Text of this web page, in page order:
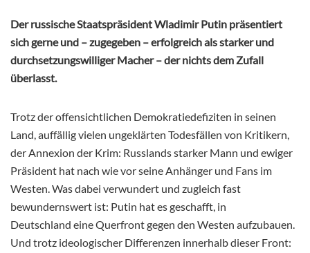
Der russische Staatspräsident Wladimir Putin präsentiert
sich gerne und – zugegeben – erfolgreich als starker und
durchsetzungswilliger Macher – der nichts dem Zufall
überlasst.
Trotz der offensichtlichen Demokratiedefiziten in seinen
Land, auffällig vielen ungeklärten Todesfällen von Kritikern,
der Annexion der Krim: Russlands starker Mann und ewiger
Präsident hat nach wie vor seine Anhänger und Fans im
Westen. Was dabei verwundert und zugleich fast
bewundernswert ist: Putin hat es geschafft, in
Deutschland eine Querfront gegen den Westen aufzubauen.
Und trotz ideologischer Differenzen innerhalb dieser Front: